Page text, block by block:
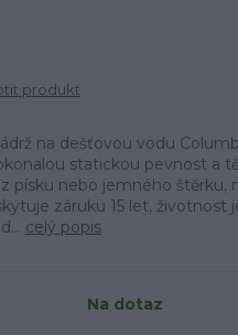
produkt
na dešťovou vodu
statickou pevnost a
písku nebo jemného štěrku,
záruku 15 let, životnost
celý popis
Na dotaz